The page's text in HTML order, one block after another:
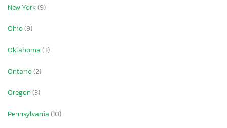
New York(9)
Ohio(9)
Oklahoma(3)
Ontario(2)
Oregon(3)
Pennsylvania(10)